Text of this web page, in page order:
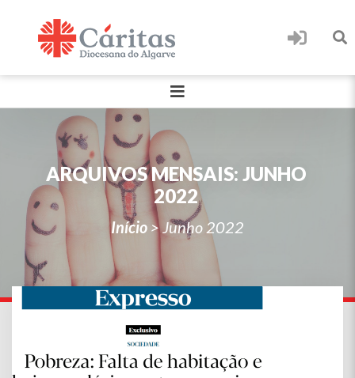
ARQUIVOS MENSAIS: JUNHO
2022
Início >Junho 2022